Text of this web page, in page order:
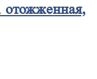
отожженная,